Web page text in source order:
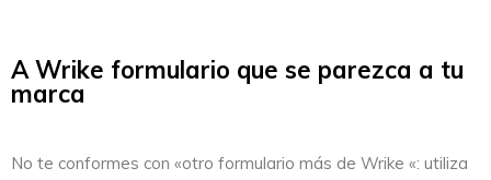
A Wrike formulario que se parezca a tu
marca
No te conformes con «otro formulario más de Wrike «: utiliza